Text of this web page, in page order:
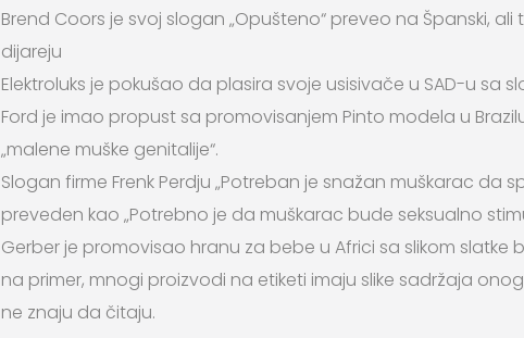
Brend Coors je svoj slogan „Opušteno“ preveo na Španski,
dijareju
Elektroluks je pokušao da plasira svoje usisivače u SAD-u sa
Ford je imao propust sa promovisanjem Pinto modela u
„malene muške genitalije“.
Slogan firme Frenk Perdju „Potreban je snažan muškarac da
preveden kao „Potrebno je da muškarac bude seksualno
Gerber je promovisao hranu za bebe u Africi sa slikom slatke
na primer, mnogi proizvodi na etiketi imaju slike sadržaja
ne znaju da čitaju.